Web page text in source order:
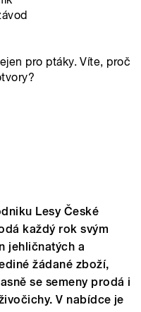
pro ptáky. Víte, proč
Lesy České
každý rok svým
jehličnatých a
žádané zboží,
se semeny prodá i
V nabídce je